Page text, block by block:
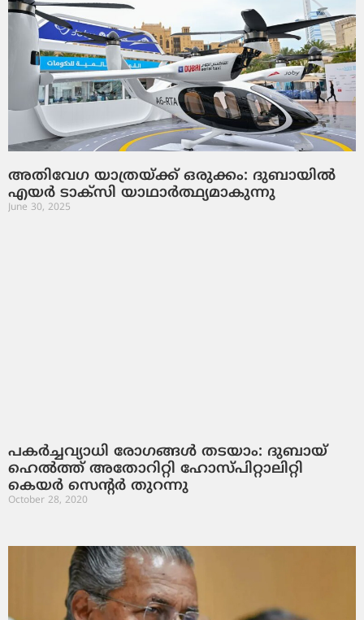
അതിവേഗ യാത്രയ്ക്ക് ഒരുക്കം: ദുബായിൽ
എയർ ടാക്സി യാഥാർത്ഥ്യമാകുന്നു
June 30, 2025
പകര്‍ച്ചവ്യാധി രോഗങ്ങള്‍ തടയാം: ദുബായ്
ഹെല്‍ത്ത് അതോറിറ്റി ഹോസ്പിറ്റാലിറ്റി
കെയര്‍ സെന്റര്‍ തുറന്നു
October 28, 2020